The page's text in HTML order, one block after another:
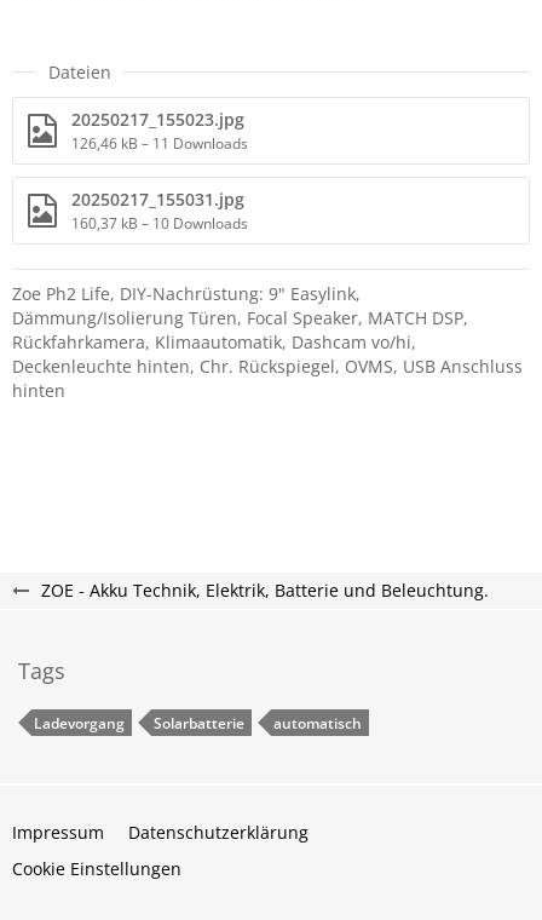
Dateien
20250217_155023.jpg
126,46 kB – 11 Downloads
20250217_155031.jpg
160,37 kB – 10 Downloads
Zoe Ph2 Life, DIY-Nachrüstung: 9" Easylink,
Dämmung/Isolierung Türen, Focal Speaker, MATCH DSP,
Rückfahrkamera, Klimaautomatik, Dashcam vo/hi,
Deckenleuchte hinten, Chr. Rückspiegel, OVMS, USB Anschluss
hinten
ZOE - Akku Technik, Elektrik, Batterie und Beleuchtung.
Tags
Ladevorgang Solarbatterie automatisch
Impressum
Datenschutzerklärung
Cookie Einstellungen